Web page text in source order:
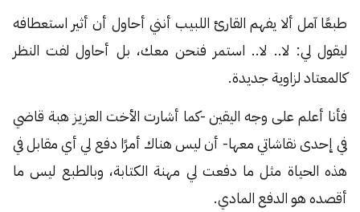
طبعًا آمل ألا يفهم القارئ اللبيب أنني أحاول أن أثير استعطافه
ليقول لي: لا.. لا.. استمر فنحن معك، بل أحاول لفت النظر
كالمعتاد لزاوية جديدة.
فأنا أعلم على وجه اليقين -كما أشارت الأخت العزيز هبة قاضي
في إحدى نقاشاتي معها- أن ليس هناك أمرًا دفع لي أي مقابل في
هذه الحياة مثل ما دفعت لي مهنة الكتابة، وبالطبع ليس ما
أقصده هو الدفع المادي.